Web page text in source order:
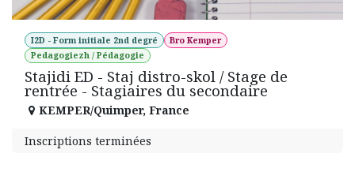
I2D - Form initiale 2nd degré
Bro Kemper
Pedagogiezh / Pédagogie
Stajidi ED - Staj distro-skol / Stage de
rentrée - Stagiaires du secondaire
KEMPER/Quimper, France
Inscriptions terminées